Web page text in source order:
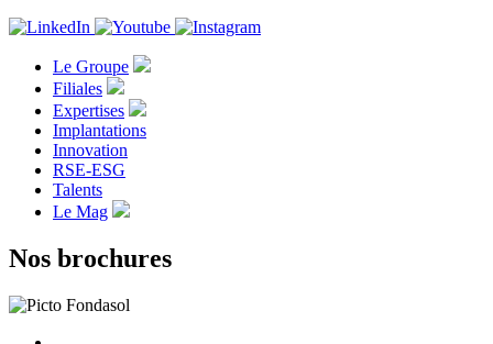
Le Groupe
Filiales
Expertises
Implantations
Innovation
RSE-ESG
Talents
Le Mag
Nos brochures